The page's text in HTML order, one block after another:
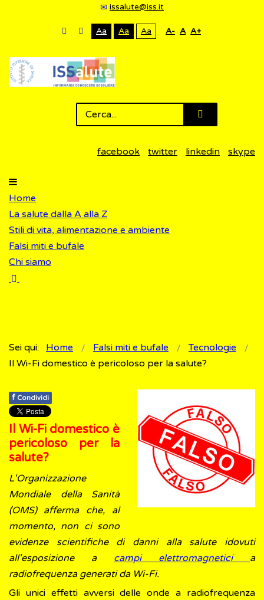
issalute@iss.it
Aa Aa Aa A- A A+
facebook twitter linkedin skype
Home
La salute dalla A alla Z
Stili di vita, alimentazione e ambiente
Falsi miti e bufale
Chi siamo
Sei qui: Home Falsi miti e bufale
Tecnologie
Il Wi-Fi domestico è pericoloso per la salute?
f Condividi
Il Wi-Fi domestico è
pericoloso per la
salute?
L'Organizzazione
Mondiale della Sanità
(OMS) afferma che, al
momento, non ci sono
evidenze scientifiche di danni alla salute idovuti
all'esposizione a campi elettromagnetici a
radiofrequenza generati da Wi-Fi.
Gli unici effetti avversi delle onde a radiofrequenza